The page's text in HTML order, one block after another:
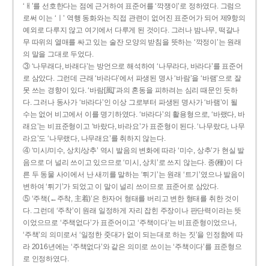
‘ㅐ’를 선호한다는 점에 근거하여 표준어를 ‘깍쟁이’로 정하였다. 그럼으
로써 이는 ‘ㅣ’ 역행 동화와는 직접 관련이 없어진 표준어가 되어 제9항의
예외로 다루지 않고 여기에서 다루게 된 것이다. 그러나 밤나무, 떡갈나
무 따위의 열매를 싸고 있는 술잔 모양의 받침을 뜻하는 ‘깍정이’는 원래
의 말을 그대로 두었다.
③ ‘나무래다, 바래다’는 방언으로 해석하여 ‘나무라다, 바라다’를 표준어
로 삼았다. 그런데 근래 ‘바라다’에서 파생된 명사 ‘바람’을 ‘바램’으로 잘
못 쓰는 경향이 있다. ‘바람[風]’과의 혼동을 피하려는 심리 때문인 듯하
다. 그러나 동사가 ‘바라다’인 이상 그로부터 파생된 명사가 ‘바램’이 될
수는 없어 비고에서 이를 명기하였다. ‘바라다’의 활용형으로, ‘바랬다, 바
래요’는 비표준형이고 ‘바랐다, 바라요’가 표준형이 된다. ‘나무랐다, 나무
라요’도 ‘나무랬다, 나무래요’를 취하지 않는다.
④ ‘미시/미수, 상치/상추’ 역시 발음의 변화에 따라 ‘미수, 상추’가 현실 발
음으로 더 널리 쓰이고 있으므로 ‘미시, 상치’로 쓰지 않는다. 종(種)이 다
른 두 동물 사이에서 난 새끼를 말하는 ‘튀기’는 원래 ‘트기’였으나 발음이
변하여 ‘튀기’가 되었고 이 말이 널리 쓰이므로 표준어로 삼았다.
⑤ ‘주책(←주착, 主着)’은 한자어 형태를 버리고 변한 형태를 취한 것이
다. 그런데 ‘주착’이 원래 일정하게 자리 잡힌 주장이나 판단력이라는 뜻
이었으므로 ‘주책없다’가 표준어이고 ‘주책이다’는 비표준형이었으나,
‘주책’의 의미로서 ‘일정한 줏대가 없이 되는대로 하는 짓’을 인정함에 따
라 2016년에는 ‘주책없다’와 같은 의미로 쓰이는 ‘주책이다’를 표준형으
로 인정하였다.